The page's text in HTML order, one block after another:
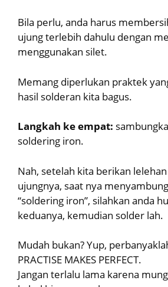
Bila perlu, anda harus
ujung terlebih dahulu dengan
menggunakan silet.
Memang diperlukan praktek
hasil solderan kita bagus.
Langkah ke empat:
soldering iron.
Nah, setelah kita berikan
ujungnya, saat nya
“soldering iron”, silahkan anda
keduanya, kemudian solder lah.
Mudah bukan? Yup,
PRACTISE MAKES PERFECT.
Jangan terlalu lama karena